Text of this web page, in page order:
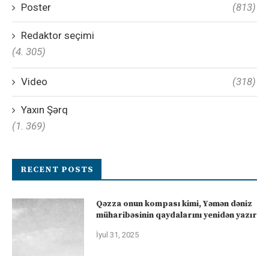
Poster (813)
Redaktor seçimi
(4. 305)
Video (318)
Yaxın Şərq
(1. 369)
RECENT POSTS
Qəzza onun kompası kimi, Yəmən dəniz
müharibəsinin qaydalarını yenidən yazır
İyul 31, 2025